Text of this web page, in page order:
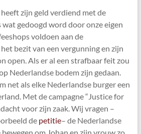
zijn geld verdiend met de
gedoogd word door onze eigen
voldoen aan de
bezit van een vergunning en zijn
open. Als er al een strafbaar feit zou
Nederlandse bodem zijn gedaan.
net als elke Nederlandse burger een
Met de campagne “Justice for
voor zijn zaak. Wij vragen –
de petitie– de Nederlandse